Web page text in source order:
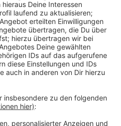
auf Rollsplit. Alle
Hinweise gerne an